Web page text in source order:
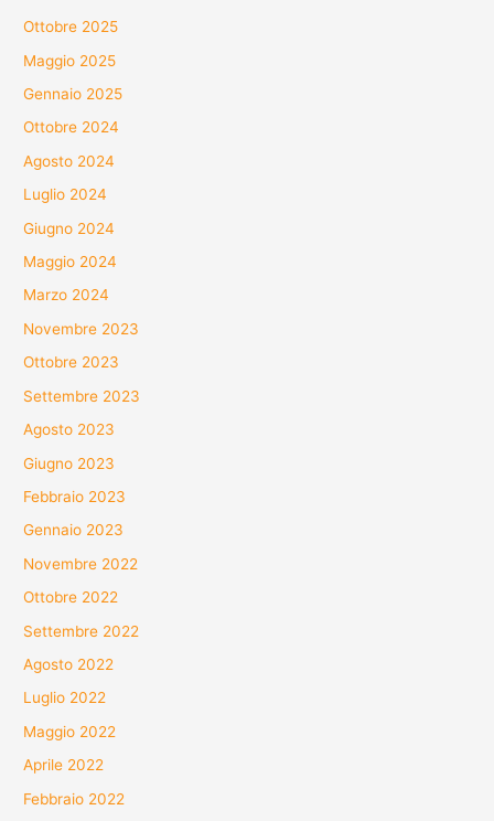
Ottobre 2025
Maggio 2025
Gennaio 2025
Ottobre 2024
Agosto 2024
Luglio 2024
Giugno 2024
Maggio 2024
Marzo 2024
Novembre 2023
Ottobre 2023
Settembre 2023
Agosto 2023
Giugno 2023
Febbraio 2023
Gennaio 2023
Novembre 2022
Ottobre 2022
Settembre 2022
Agosto 2022
Luglio 2022
Maggio 2022
Aprile 2022
Febbraio 2022